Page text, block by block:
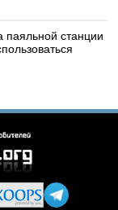
паяльной станции